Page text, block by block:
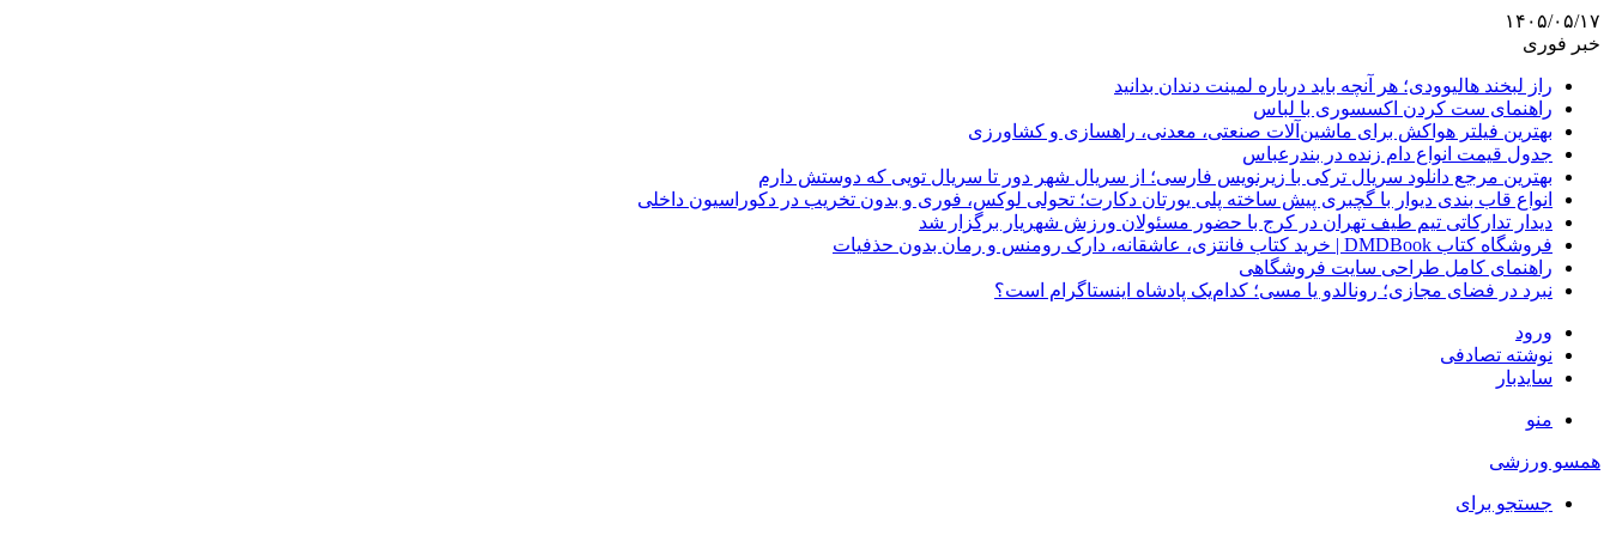
۱۴۰۵/۰۵/۱۷
خبر فوری
راز لبخند هالیوودی؛ هر آنچه باید درباره لمینت دندان بدانید
راهنمای ست کردن اکسسوری با لباس
بهترین فیلتر هواکش برای ماشین‌آلات صنعتی، معدنی، راهسازی و کشاورزی
جدول قیمت انواع دام زنده در بندرعباس
بهترین مرجع دانلود سریال ترکی با زیرنویس فارسی؛ از سریال شهر دور تا سریال تویی که دوستش دارم
انواع قاب بندی دیوار با گچبری پیش ساخته پلی یورتان دکارت؛ تحولی لوکس، فوری و بدون تخریب در دکوراسیون داخلی
دیدار تدارکاتی تیم طیف تهران در کرج با حضور مسئولان ورزش شهریار برگزار شد
فروشگاه کتاب DMDBook | خرید کتاب فانتزی، عاشقانه، دارک رومنس و رمان بدون حذفیات
راهنمای کامل طراحی سایت فروشگاهی
نبرد در فضای مجازی؛ رونالدو یا مسی؛ کدام‌یک پادشاه اینستاگرام است؟
ورود
نوشته تصادفی
سایدبار
منو
همسو ورزشی
جستجو برای